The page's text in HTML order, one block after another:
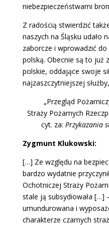
niebezpieczeństwami
Z radością stwierdzić
naszych na Śląsku udało
zaborcze i wprowadzić
polską. Obecnie są to już
polskie, oddające swoje
najzaszczytniejszej
„Przegląd
Straży Pożarnych
cyt. za:Przykazania
Zygmunt Klukowski:
[…] Ze względu na
bardzo wydatnie
Ochotniczej Straży
stale ją subsydiowała […]
umundurowana i
charakterze czarnych